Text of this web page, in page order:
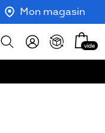
Mon magasin
Afficher
Mon
panier
vide